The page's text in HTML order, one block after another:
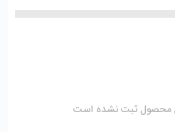
محصول ثبت نشده است